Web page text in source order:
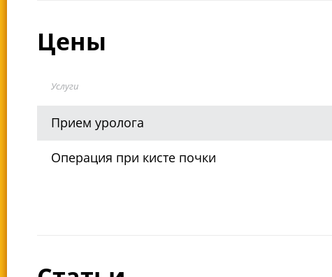
Цены
Услуги
Прием уролога
Операция при кисте почки